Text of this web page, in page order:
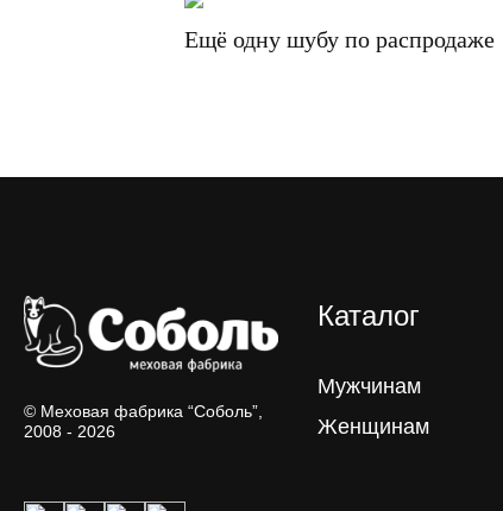
Ещё одну шубу по распродаже
© Меховая фабрика “Соболь”,
2008 - 2026
Каталог
Мужчинам
Женщинам